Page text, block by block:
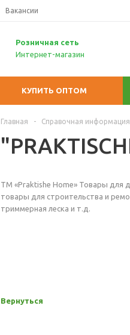
Вакансии
Розничная сеть
Интернет-магазин
КУПИТЬ ОПТОМ
Главная - Справочная информация
ТМ «Praktishe Home» Товары для
товары для строительства и
триммерная леска и т.д.
Вернуться